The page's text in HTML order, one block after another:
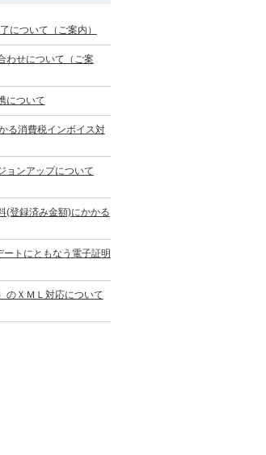
について（ご案内）
わせについて（ご案
について
る消費税インボイス対
ョンアップについて
(登録済み金額)にかかる
トにともなう電子証明
のＸＭＬ対応について